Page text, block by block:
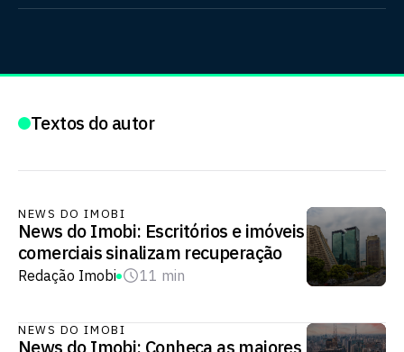
Textos do autor
NEWS DO IMOBI
News do Imobi: Escritórios e imóveis
comerciais sinalizam recuperação
Redação Imobi 11 min
NEWS DO IMOBI
News do Imobi: Conheça as maiores